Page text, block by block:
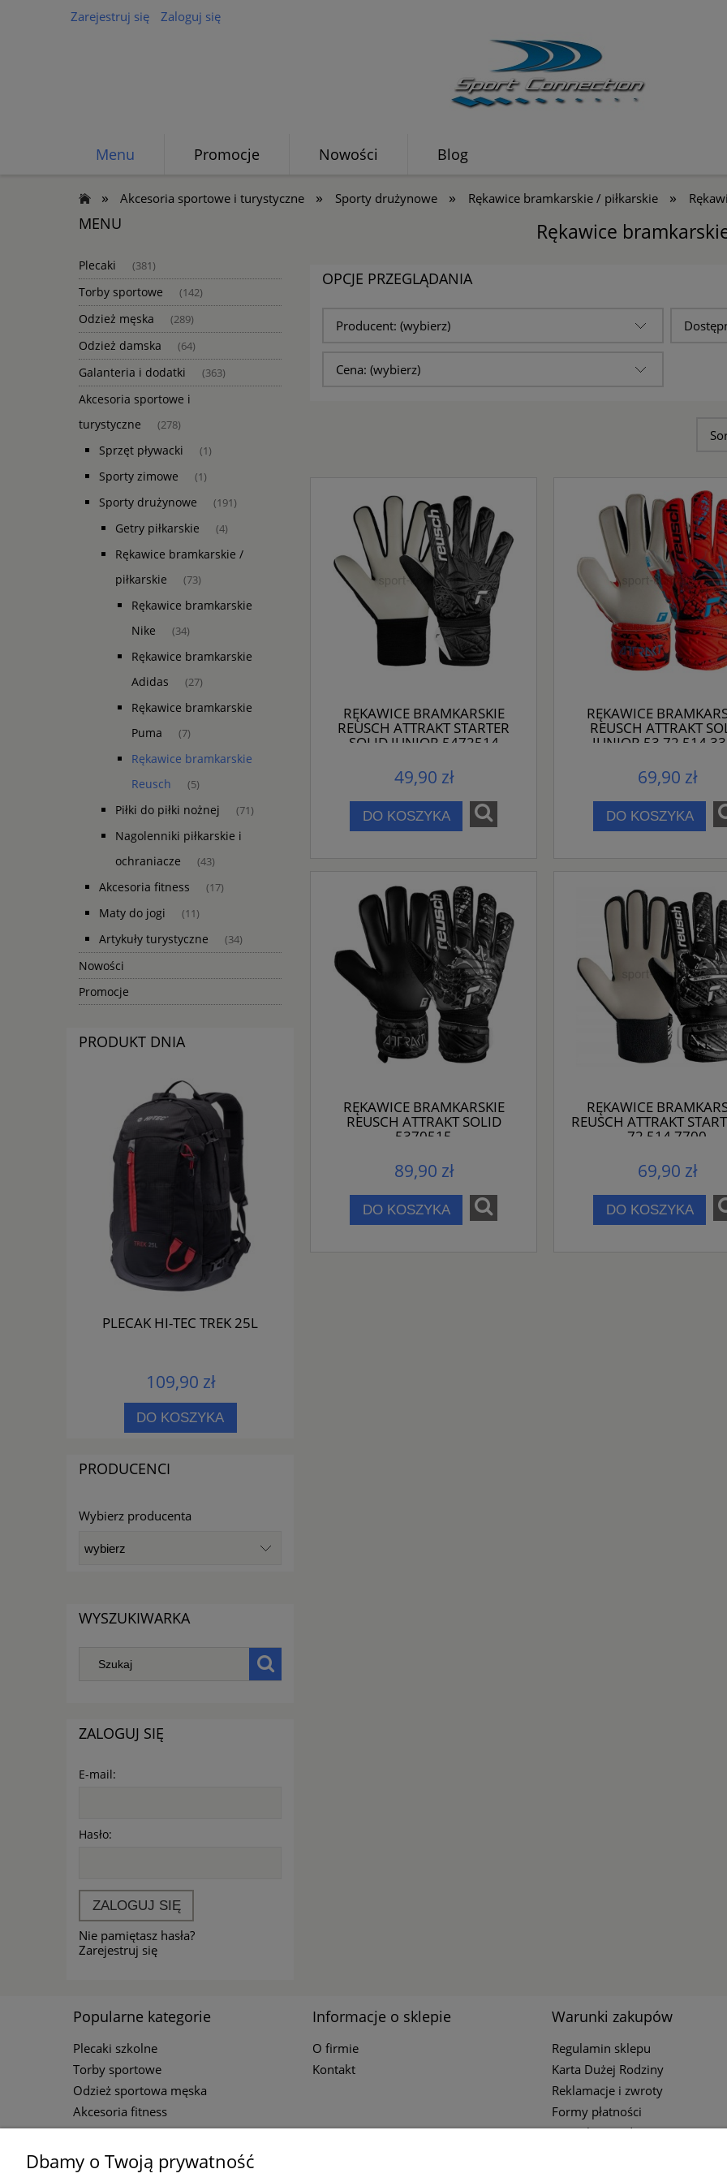
Zarejestruj się Zaloguj się
Menu Promocje Nowości Blog
» Akcesoria sportowe i turystyczne » Sporty drużynowe » Rękawice bramkarskie / piłkarskie »
MENU
Plecaki (381)
Torby sportowe (142)
Odzież męska (289)
Odzież damska (64)
Galanteria i dodatki (363)
Akcesoria sportowe i
turystyczne
(278)
Sprzęt pływacki (1)
Sporty zimowe (1)
Sporty drużynowe (191)
Getry piłkarskie (4)
Rękawice bramkarskie /
piłkarskie
(73)
Rękawice bramkarskie
Nike
(34)
Rękawice bramkarskie
Adidas
(27)
Rękawice bramkarskie
Puma
(7)
Rękawice bramkarskie
Reusch
(5)
Piłki do piłki nożnej (71)
Nagolenniki piłkarskie i
ochraniacze
(43)
Akcesoria fitness (17)
Maty do jogi (11)
Artykuły turystyczne (34)
Nowości
Promocje
PRODUKT DNIA
PLECAK HI-TEC TREK 25L
109,90 zł
DO KOSZYKA
PRODUCENCI
Wybierz producenta
WYSZUKIWARKA
ZALOGUJ SIĘ
E-mail:
Hasło:
ZALOGUJ SIĘ
Nie pamiętasz hasła?
Zarejestruj się
Rękawice
OPCJE PRZEGLĄDANIA
Producent: (wybierz)
Cena: (wybierz)
RĘKAWICE BRAMKARSKIE
REUSCH ATTRAKT STARTER
SOLID JUNIOR 5472514
49,90 zł
DO KOSZYKA
RĘKAWICE
REUSCH ATTRAKT
JUNIOR 53 72 514
69,90 zł
DO KOSZYKA
RĘKAWICE BRAMKARSKIE
REUSCH ATTRAKT SOLID
5370515
89,90 zł
DO KOSZYKA
RĘKAWICE
REUSCH ATTRAKT
72 514 7700
69,90 zł
DO KOSZYKA
Popularne kategorie
Plecaki szkolne
Torby sportowe
Odzież sportowa męska
Akcesoria fitness
Informacje o sklepie
O firmie
Kontakt
Warunki zakupów
Regulamin sklepu
Karta Dużej Rodziny
Reklamacje i zwroty
Formy płatności
Czas i koszty dostawy
Dbamy o Twoją prywatność